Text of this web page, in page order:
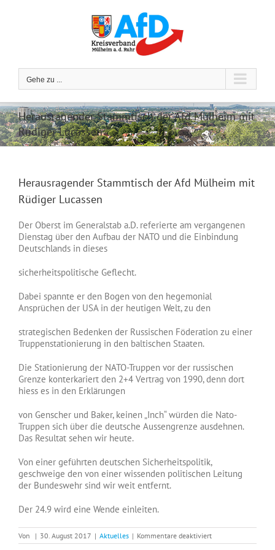
Gehe zu ...
Herausragender Stammtisch der Afd Mülheim mit
Rüdiger Lucassen
Herausragender Stammtisch der Afd Mülheim mit
Rüdiger Lucassen
Der Oberst im Generalstab a.D. referierte am vergangenen
Dienstag über den Aufbau der NATO und die Einbindung
Deutschlands in dieses
sicherheitspolitische Geflecht.
Dabei spannte er den Bogen von den hegemonial
Ansprüchen der USA in der heutigen Welt, zu den
strategischen Bedenken der Russischen Föderation zu einer
Truppenstationierung in den baltischen Staaten.
Die Stationierung der NATO-Truppen vor der russischen
Grenze konterkariert den 2+4 Vertrag von 1990, denn dort
hiess es in den Erklärungen
von Genscher und Baker, keinen „Inch“ würden die Nato-
Truppen sich über die deutsche Aussengrenze ausdehnen.
Das Resultat sehen wir heute.
Von einer geführten deutschen Sicherheitspolitik,
geschweige den von einer wissenden politischen Leitung
der Bundeswehr sind wir weit entfernt.
Der 24.9 wird eine Wende einleiten.
Von | 30. August 2017 | Aktuelles | Kommentare deaktiviertfür
Herausragender